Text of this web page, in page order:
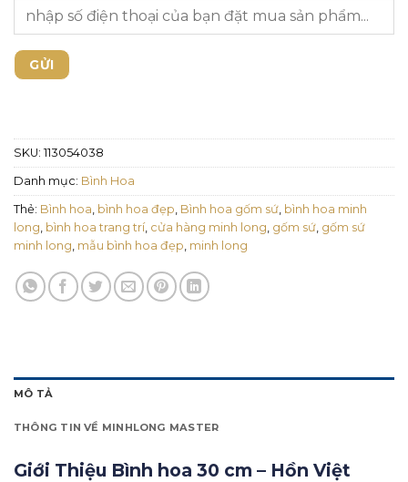
SKU: 113054038
Danh mục: Bình Hoa
Thẻ: Bình hoa bình hoa đẹp Bình hoa gốm sứ bình hoa minh
long bình hoa trang trí, cửa hàng minh long gốm sứ gốm sứ
minh long mẫu bình hoa đẹp minh long
MÔ TẢ
THÔNG TIN VỀ MINHLONG MASTER
Giới Thiệu Bình hoa 30 cm – Hồn Việt